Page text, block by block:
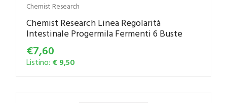
Chemist Research
Chemist Research Linea Regolarità
Intestinale Progermila Fermenti 6 Buste
€7,60
Listino: € 9,50